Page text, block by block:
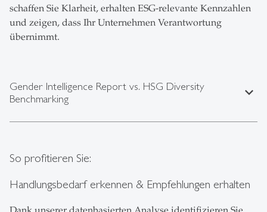
schaffen Sie Klarheit, erhalten ESG-relevante Kennzahlen
und zeigen, dass Ihr Unternehmen Verantwortung
übernimmt.
Gender Intelligence Report vs. HSG Diversity
Benchmarking
expand_less
So profitieren Sie:
Handlungsbedarf erkennen & Empfehlungen erhalten